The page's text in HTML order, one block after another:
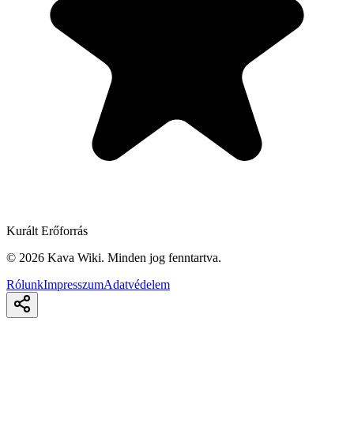
Kurált Erőforrás
© 2026 Kava Wiki. Minden jog fenntartva.
RólunkImpresszumAdatvédelem